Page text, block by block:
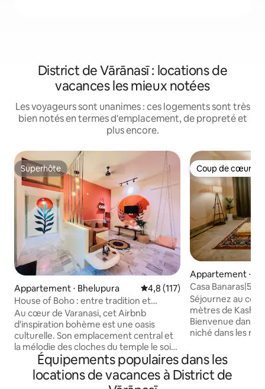
District de Vārānasī : locations de
vacances les mieux notées
Les voyageurs sont unanimes : ces logements sont très
bien notés en termes d'emplacement, de propreté et
plus encore.
Superhôte
Superhôte
Appartement ⋅ Bhelupura Évaluation moyenne sur la
4,8 (117)
House of Boho : entre tradition et
confort moderne
Au cœur de Varanasi, cet Airbnb
d'inspiration bohème est une oasis
culturelle. Son emplacement central et
la mélodie des cloches du temple le soir
ajoutent un enchantement. Avec le
temple Kashi Vishwanath à seulement 2
km et Assi Ghat à 800m, c'est le pied
Coup de cœur
Coup de cœur
Appartement ⋅
Casa
Vishwanath
Séjournez au
mètres de Kashi
Bienvenue dans
niché dans les
Vishwanath
Dashashwamedh Ghat. *Nos
spacieuses et
Équipements populaires dans les
locations de vacances à District de